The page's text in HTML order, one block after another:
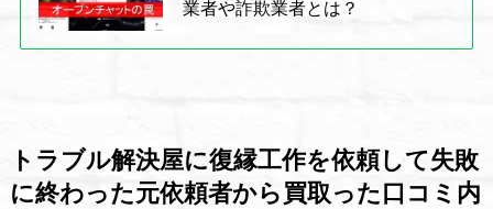
業者や詐欺業者とは？
トラブル解決屋に復縁工作を依頼して失敗
に終わった元依頼者から買取った口コミ内